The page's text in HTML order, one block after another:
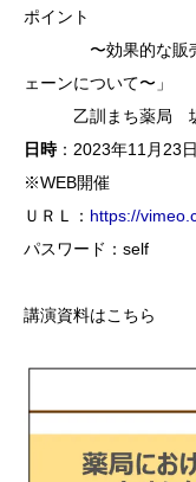
ポイン ト
〜効果的な販
ェーンについて〜」
乙訓まち薬局
日時：2023年11月23
※WEB開催
ＵＲＬ： https://vime
パスワー ド：self
講演資料はこちら